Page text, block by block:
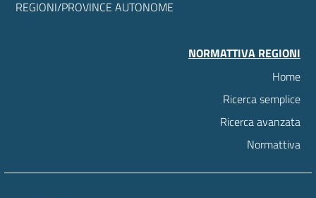
REGIONI/PROVINCE AUTONOME
NORMATTIVA REGIONI
Home
Ricerca semplice
Ricerca avanzata
Normattiva